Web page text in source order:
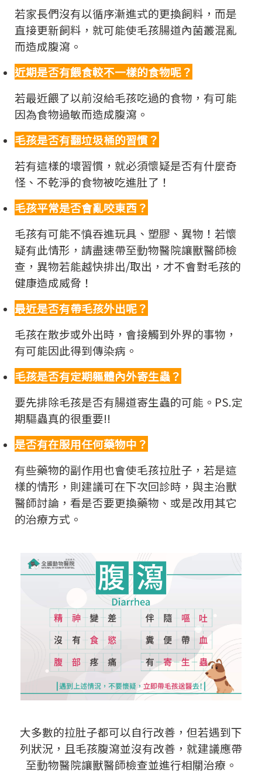
若家長們沒有以循序漸進式的更換飼料，而是
直接更新飼料，就可能使毛孩腸道內菌叢混亂
而造成腹瀉。
近期是否有餵食較不一樣的食物呢？
若最近餵了以前沒給毛孩吃過的食物，有可能
因為食物過敏而造成腹瀉。
毛孩是否有翻垃圾桶的習慣？
若有這樣的壞習慣，就必須懷疑是否有什麼奇
怪、不乾淨的食物被吃進肚了！
毛孩平常是否會亂咬東西？
毛孩有可能不慎吞進玩具、塑膠、異物！若懷
疑有此情形，請盡速帶至動物醫院讓獸醫師檢
查，異物若能越快排出/取出，才不會對毛孩的
健康造成威脅！
最近是否有帶毛孩外出呢？
毛孩在散步或外出時，會接觸到外界的事物，
有可能因此得到傳染病。
毛孩是否有定期軀體內外寄生蟲？
要先排除毛孩是否有腸道寄生蟲的可能。PS.定
期驅蟲真的很重要!!
是否有在服用任何藥物中？
有些藥物的副作用也會使毛孩拉肚子，若是這
樣的情形，則建議可在下次回診時，與主治獸
醫師討論，看是否要更換藥物、或是改用其它
的治療方式。
大多數的拉肚子都可以自行改善，但若遇到下
列狀況，且毛孩腹瀉並沒有改善，就建議應帶
至動物醫院讓獸醫師檢查並進行相關治療。